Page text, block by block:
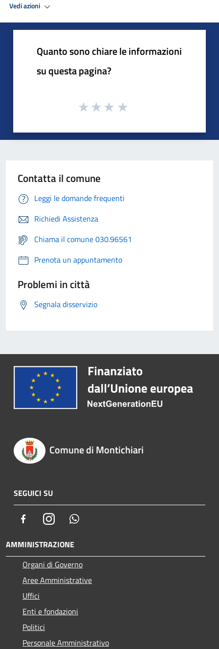
Vedi azioni
Quanto sono chiare le informazioni
su questa pagina?
Contatta il comune
Leggi le domande frequenti
Richiedi Assistenza
Chiama il comune 030.96561
Prenota un appuntamento
Problemi in città
Segnala disservizio
Comune di Montichiari
SEGUICI SU
FacebookInstagram
AMMINISTRAZIONE
Organi di Governo
Aree Amministrative
Uffici
Enti e fondazioni
Politici
Personale Amministrativo